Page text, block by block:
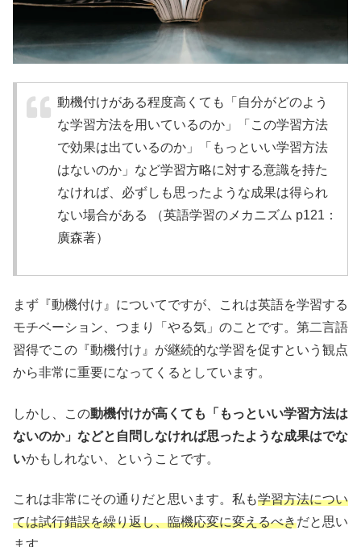
動機付けがある程度高くても「自分がどのよう
な学習方法を用いているのか」「この学習方法
で効果は出ているのか」「もっといい学習方法
はないのか」など学習方略に対する意識を持た
なければ、必ずしも思ったような成果は得られ
ない場合がある （英語学習のメカニズム p121：
廣森著）
まず『動機付け』についてですが、これは英語を学習する
モチベーション、つまり「やる気」のことです。第二言語
習得でこの『動機付け』が継続的な学習を促すという観点
から非常に重要になってくるとしています。
しかし、この動機付けが高くても「もっといい学習方法は
ないのか」などと自問しなければ思ったような成果はでな
いかもしれない、ということです。
これは非常にその通りだと思います。私も学習方法につい
ては試行錯誤を繰り返し、臨機応変に変えるべきだと思い